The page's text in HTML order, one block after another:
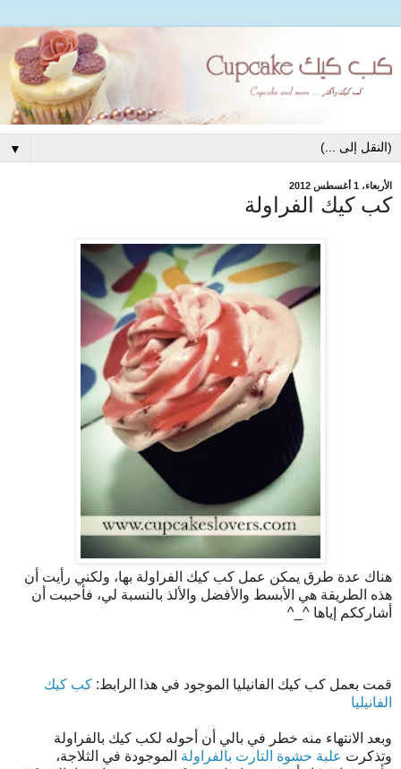
▼
الأربعاء، 1 أغسطس 2012
كب كيك الفراولة
هناك عدة طرق يمكن عمل كب كيك الفراولة بها، ولكني رأيت أن
هذه الطريقة هي الأبسط والأفضل والألذ بالنسبة لي، فأحببت أن
أشارككم إياها ^_^
قمت بعمل كب كيك الفانيليا الموجود في هذا الرابط: كب كيك
الفانيليا
وبعد الانتهاء منه خطر في بالي أن أحوله لكب كيك بالفراولة
وتذكرت علبة حشوة التارت بالفراولة الموجودة في الثلاجة،